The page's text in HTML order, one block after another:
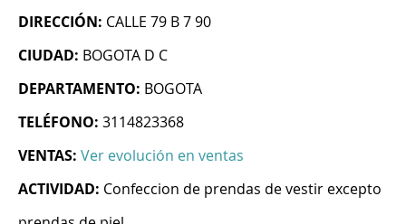
DIRECCIÓN: CALLE 79 B 7 90
CIUDAD: BOGOTA D C
DEPARTAMENTO: BOGOTA
TELÉFONO: 3114823368
VENTAS: Ver evolución en ventas
ACTIVIDAD: Confeccion de prendas de vestir excepto